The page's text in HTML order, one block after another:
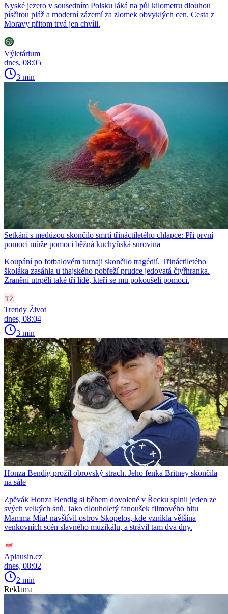
Nyské jezero v sousedním Polsku láká na půl kilometru dlouhou
písčitou pláž a moderní zázemí za zlomek obvyklých cen. Cesta z
Moravy přitom trvá jen chvíli.
Výletárium
dnes, 08:05
3 min
Setkání s medúzou skončilo smrtí třináctiletého chlapce: Při první
pomoci může pomoci běžná kuchyňská surovina
Koupání po fotbalovém turnaji skončilo tragédií. Třináctiletého
školáka zasáhla u thajského pobřeží prudce jedovatá čtyřhranka.
Zranění utrpěli také tři lidé, kteří se mu pokoušeli pomoci.
Trendy Život
dnes, 08:04
3 min
Honza Bendig prožil obrovský strach. Jeho fenka Britney skončila
na sále
Zpěvák Honza Bendig si během dovolené v Řecku splnil jeden ze
svých velkých snů. Jako dlouholetý fanoušek filmového hitu
Mamma Mia! navštívil ostrov Skopelos, kde vznikla většina
venkovních scén slavného muzikálu, a strávil tam dva dny.
Aplausin.cz
dnes, 08:02
2 min
Reklama